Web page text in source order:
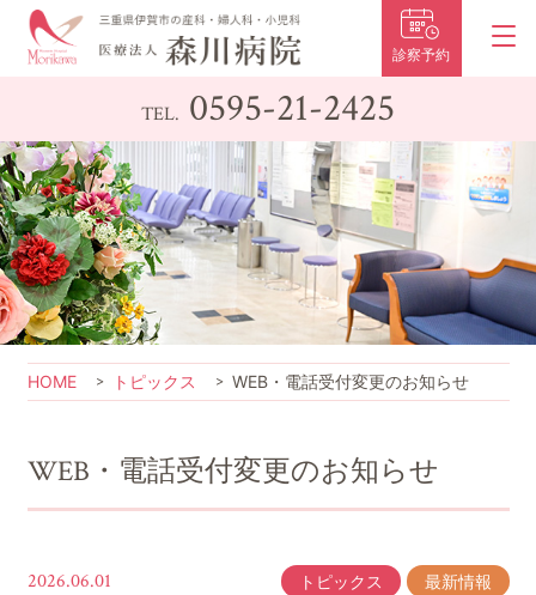
診察予約
TEL. 0595-21-2425
HOME トピックス WEB・電話受付変更のお知らせ
WEB・電話受付変更のお知らせ
2026.06.01 トピックス 最新情報